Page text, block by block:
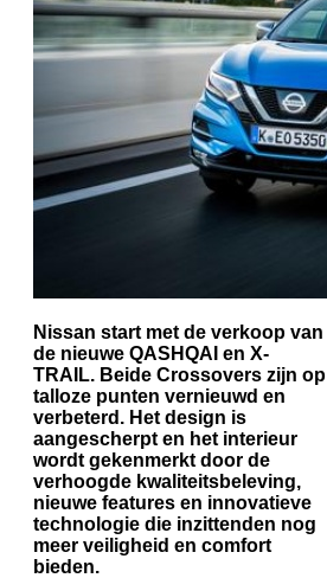
Nissan start met de verkoop van
de nieuwe QASHQAI en X-
TRAIL. Beide Crossovers zijn op
talloze punten vernieuwd en
verbeterd. Het design is
aangescherpt en het interieur
wordt gekenmerkt door de
verhoogde kwaliteitsbeleving,
nieuwe features en innovatieve
technologie die inzittenden nog
meer veiligheid en comfort
bieden.